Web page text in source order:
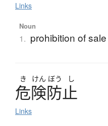
Links
Noun
1. prohibition of sale
き けん ぼう し
危険防止
Links